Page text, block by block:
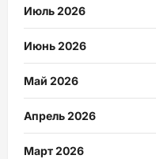
Июль 2026
Июнь 2026
Май 2026
Апрель 2026
Март 2026